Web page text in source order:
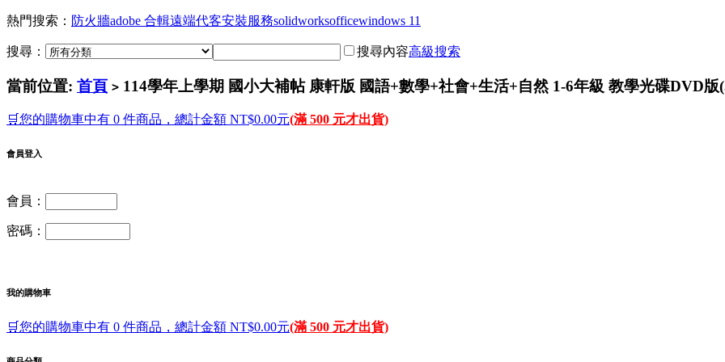
熱門搜索： 防火牆adobe 合輯遠端代客安裝服務solidworksofficewindows 11
搜尋： 搜尋內容高級搜索
當前位置: 首頁 > 114學年上學期 國小大補帖 康軒版 國語+數學+社會+生活+自然 1-6年級 教學光碟DVD版
🛒您的購物車中有 0 件商品，總計金額 NT$0.00元(滿 500 元才出貨)
會員登入
會員：
密碼：
我的購物車
🛒您的購物車中有 0 件商品，總計金額 NT$0.00元(滿 500 元才出貨)